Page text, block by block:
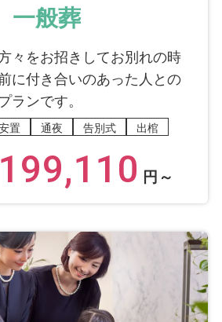
皆様のお時間や体調への配慮
ておりましたか？
かかった。私達の故人への
ためのことだったと式場へ着
ました。
イメージしていたお別れがで
います。何より入り口に飾ら
プレイは素晴しく、嬉しかっ
一般葬
々をお招きしてお別れの時
に付き合いのあった人との
ランです。
置 通夜 告別式 出棺
円～